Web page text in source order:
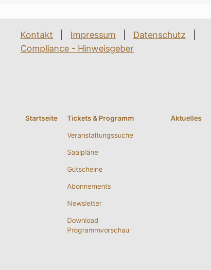
Kontakt Impressum Datenschutz
Compliance - Hinweisgeber
Startseite Tickets & Programm
Veranstaltungssuche
Saalpläne
Gutscheine
Abonnements
Newsletter
Download
Programmvorschau
Aktuelles